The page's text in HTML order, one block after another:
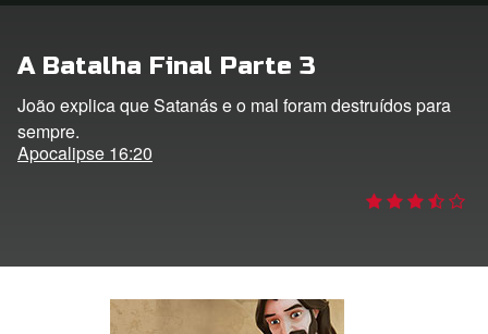
A Batalha Final Parte 3
João explica que Satanás e o mal foram destruídos para
sempre.
Apocalipse 16:20